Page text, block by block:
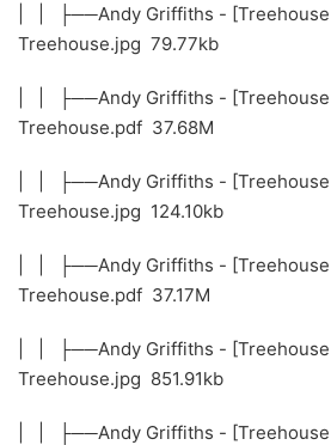
| | ├──Andy Griffiths -
Treehouse.jpg 79.77kb
| | ├──Andy Griffiths -
Treehouse.pdf 37.68M
| | ├──Andy Griffiths -
Treehouse.jpg 124.10kb
| | ├──Andy Griffiths -
Treehouse.pdf 37.17M
| | ├──Andy Griffiths -
Treehouse.jpg 851.91kb
| | ├──Andy Griffiths -